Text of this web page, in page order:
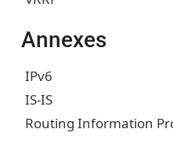
Annexes
IPv6
IS-IS
Routing Information